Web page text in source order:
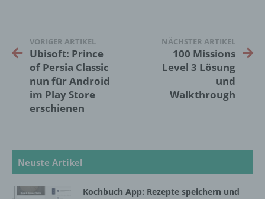
VORIGER ARTIKEL
Ubisoft: Prince
of Persia Classic
nun für Android
im Play Store
erschienen
NÄCHSTER ARTIKEL
100 Missions
Level 3 Lösung
und
Walkthrough
Neuste Artikel
Kochbuch App: Rezepte speichern und
e) Profiling
Profiling ist jede Art der automatisierten
Verarbeitung personenbezogener Daten, die
die sich auf eine natürliche Person beziehen,
zu bewerten, insbesondere, um Aspekte
bezüglich Arbeitsleistung, wirtschaftlicher
Lage, Gesundheit, persönlicher Vorlieben,